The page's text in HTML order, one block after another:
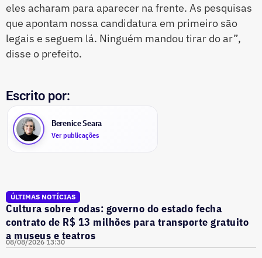
eles acharam para aparecer na frente. As pesquisas
que apontam nossa candidatura em primeiro são
legais e seguem lá. Ninguém mandou tirar do ar”,
disse o prefeito.
Escrito por:
Berenice Seara
Ver publicações
ÚLTIMAS NOTÍCIAS
Cultura sobre rodas: governo do estado fecha
contrato de R$ 13 milhões para transporte gratuito
a museus e teatros
08/08/2026 13:30